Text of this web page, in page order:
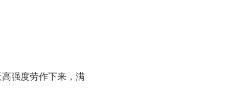
强度劳作下来，满